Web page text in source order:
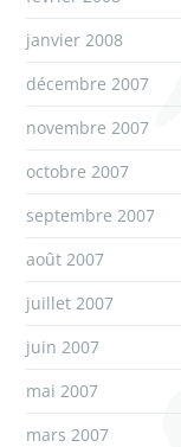
janvier 2008
décembre 2007
novembre 2007
octobre 2007
septembre 2007
août 2007
juillet 2007
juin 2007
mai 2007
mars 2007